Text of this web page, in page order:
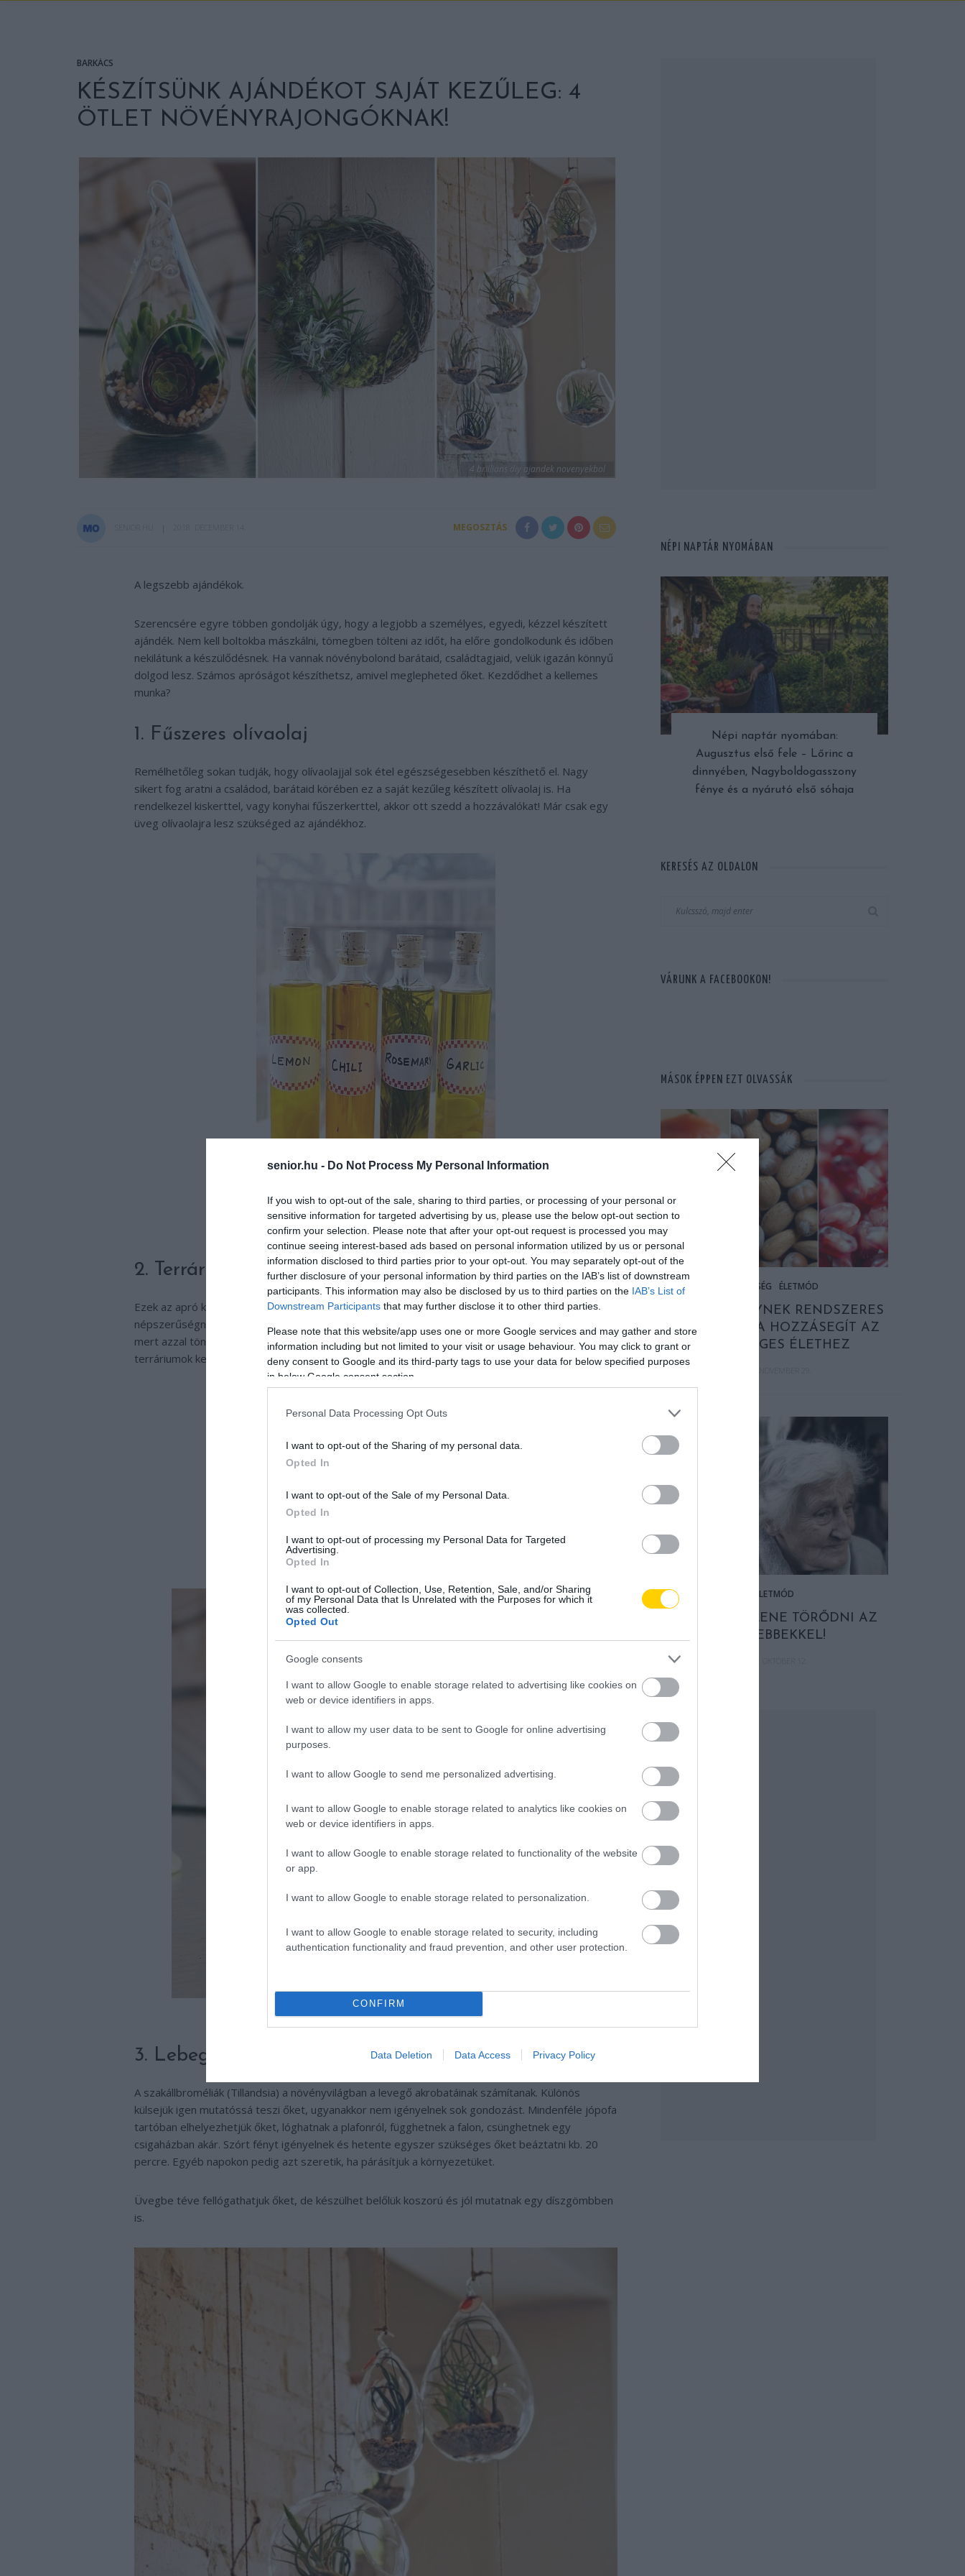
senior.hu - Do Not Process My Personal Information
If you wish to opt-out of the sale, sharing to third parties, or processing of your personal or
sensitive information for targeted advertising by us, please use the below opt-out section to
confirm your selection. Please note that after your opt-out request is processed you may
continue seeing interest-based ads based on personal information utilized by us or personal
information disclosed to third parties prior to your opt-out. You may separately opt-out of the
further disclosure of your personal information by third parties on the IAB’s list of downstream
participants. This information may also be disclosed by us to third parties on the IAB’s List of
Downstream Participants that may further disclose it to other third parties.
Please note that this website/app uses one or more Google services and may gather and store
information including but not limited to your visit or usage behaviour. You may click to grant or
deny consent to Google and its third-party tags to use your data for below specified purposes
in below Google consent section.
Personal Data Processing Opt Outs
I want to opt-out of the Sharing of my personal data.
Opted In
I want to opt-out of the Sale of my Personal Data.
Opted In
I want to opt-out of processing my Personal Data for Targeted
Advertising.
Opted In
I want to opt-out of Collection, Use, Retention, Sale, and/or Sharing
of my Personal Data that Is Unrelated with the Purposes for which it
was collected.
Opted Out
Google consents
I want to allow Google to enable storage related to advertising like cookies on
web or device identifiers in apps.
I want to allow my user data to be sent to Google for online advertising
purposes.
I want to allow Google to send me personalized advertising.
I want to allow Google to enable storage related to analytics like cookies on
web or device identifiers in apps.
I want to allow Google to enable storage related to functionality of the website
or app.
I want to allow Google to enable storage related to personalization.
I want to allow Google to enable storage related to security, including
authentication functionality and fraud prevention, and other user protection.
CONFIRM
Data Deletion Data Access Privacy Policy
BARKÁCS
KÉSZÍTSÜNK AJÁNDÉKOT SAJÁT KEZŰLEG: 4
ÖTLET NÖVÉNYRAJONGÓKNAK!
4 brillians diy ajandek novenyekbol
MEGOSZTÁS
A legszebb ajándékok.
Szerencsére egyre többen gondolják úgy, hogy a legjobb a személyes, egyedi, kézzel készített
ajándék. Nem kell boltokba mászkálni, tömegben tölteni az időt, ha előre gondolkodunk és időben
nekilátunk a készülődésnek. Ha vannak növénybolond barátaid, családtagjaid, velük igazán könnyű
dolgod lesz. Számos apróságot készíthetsz, amivel meglepheted őket. Kezdődhet a kellemes
munka?
1. Fűszeres olívaolaj
Remélhetőleg sokan tudják, hogy olívaolajjal sok étel egészségesebben készíthető el. Nagy
sikert fog aratni a családod, barátaid körében ez a saját kezűleg készített olívaolaj is. Ha
rendelkezel kiskerttel, vagy konyhai fűszerkerttel, akkor ott szedd a hozzávalókat! Már csak egy
üveg olívaolajra lesz szükséged az ajándékhoz.
Fotó: Just Putzing
2. Terrárium pozsgásoknak
Ezek az apró kis növényházikók nagyon egyszerűen elkészíthetőek, és rendkívüli
népszerűségnek örvendenek. Amíg nem kerül az ajándékozotthoz, légy körültekintő a locsolással,
mert azzal tönkreteheted a művet. Csak akkor öntözz, ha a talaj már kiszáradt! Ezek a parányi
terráriumok kevés törődéssel is beérik. Akár kamaszoknak is adhatjuk, menő szobadísz is!
Fotó: Greener Environments
3. Lebegő növények
A szakállbroméliák (Tillandsia) a növényvilágban a levegő akrobatáinak számítanak. Különös
külsejük igen mutatóssá teszi őket, ugyanakkor nem igényelnek sok gondozást. Mindenféle jópofa
tartóban elhelyezhetjük őket, lóghatnak a plafonról, függhetnek a falon, csünghetnek egy
csigaházban akár. Szórt fényt igényelnek és hetente egyszer szükséges őket beáztatni kb. 20
percre. Egyéb napokon pedig azt szeretik, ha párásítjuk a környezetüket.
Üvegbe téve fellógathatjuk őket, de készülhet belőlük koszorú és jól mutatnak egy díszgömbben
is.
NÉPI NAPTÁR NYOMÁBAN
Népi naptár nyomában:
Augusztus első fele – Lőrinc a
dinnyében, Nagyboldogasszony
fénye és a nyárutó első sóhaja
KERESÉS AZ OLDALON
VÁRUNK A FACEBOOKON!
MÁSOK ÉPPEN EZT OLVASSÁK
EGÉSZSÉG ÉLETMÓD
5 ÉTEL, AMELYNEK RENDSZERES
FOGYASZTÁSA HOZZÁSEGÍT AZ
EGÉSZSÉGES ÉLETHEZ
ÉLETMÓD
TÖBBET KELLENE TÖRŐDNI AZ
IDŐSEBBEKKEL!